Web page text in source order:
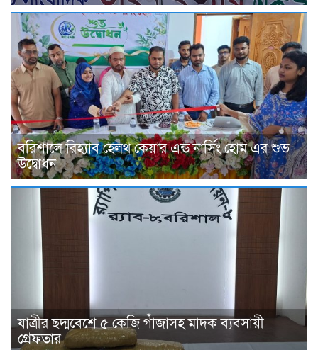
বরিশালে রিহ্যাব হেলথ কেয়ার এন্ড নার্সিং হোম এর শুভ
উদ্বোধন
যাত্রীর ছদ্মবেশে ৫ কেজি গাঁজাসহ মাদক ব্যবসায়ী
গ্রেফতার